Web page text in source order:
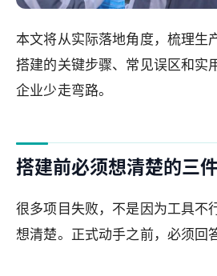
本文将从实际落地角度，梳理生
搭建的关键步骤、常见误区和实
企业少走弯路。
搭建前必须想清楚的三
很多项目失败，不是因为工具不
想清楚。正式动手之前，必须回